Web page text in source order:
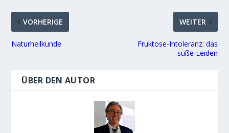
VORHERIGE
Naturheilkunde
WEITER
Fruktose-Intoleranz: das
süße Leiden
ÜBER DEN AUTOR